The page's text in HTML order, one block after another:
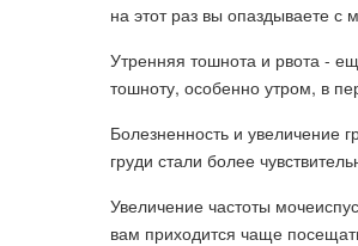
на этот раз вы опаздываете
Утренняя тошнота и рвота -
тошноту, особенно утром, в
Болезненность и увеличение
груди стали более
Увеличение частоты
вам приходится чаще